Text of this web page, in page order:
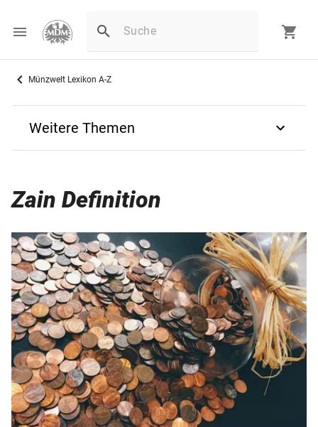
Münzwelt Lexikon A-Z
Weitere Themen
Z
Zain
Zeichen „LL“ auf Euro-Münzen
Zn=Zink
Zain Definition